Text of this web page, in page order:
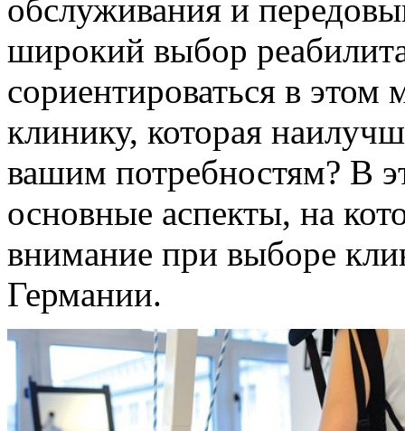
обслуживания и
широкий выбор
сориентироваться в этом
клинику, которая
вашим потребностям? В
основные аспекты, на
внимание при выборе
Германии.